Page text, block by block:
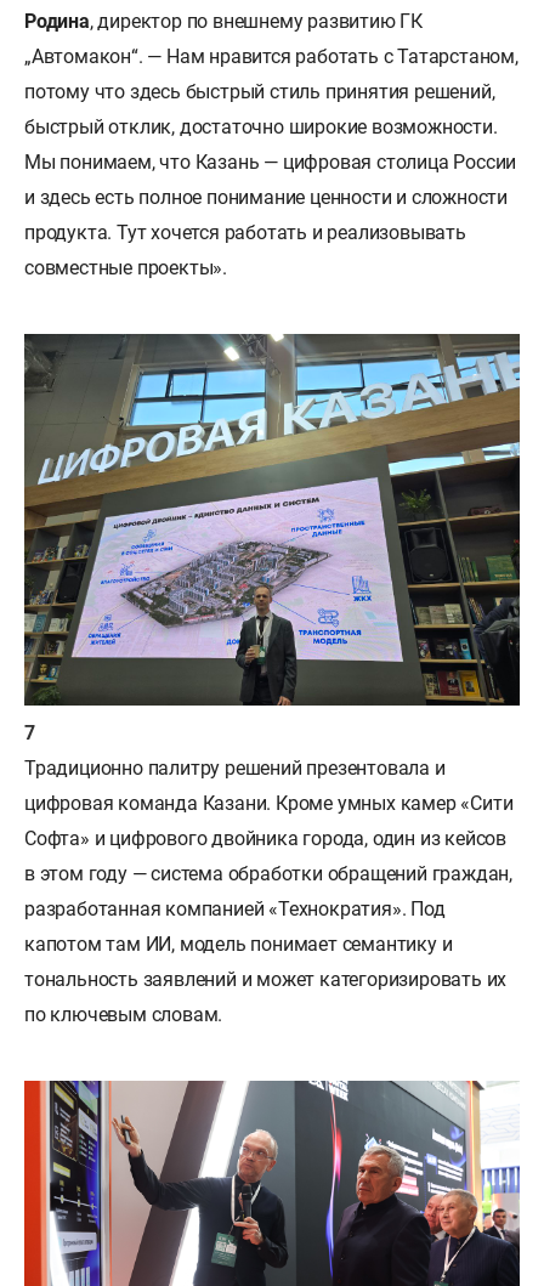
Родина, директор по внешнему развитию ГК
„Автомакон“. — Нам нравится работать с Татарстаном,
потому что здесь быстрый стиль принятия решений,
быстрый отклик, достаточно широкие возможности.
Мы понимаем, что Казань — цифровая столица России
и здесь есть полное понимание ценности и сложности
продукта. Тут хочется работать и реализовывать
совместные проекты».
Традиционно палитру решений презентовала и
цифровая команда Казани. Кроме умных камер «Сити
Софта» и цифрового двойника города, один из кейсов
в этом году — система обработки обращений граждан,
разработанная компанией «Технократия». Под
капотом там ИИ, модель понимает семантику и
тональность заявлений и может категоризировать их
по ключевым словам.